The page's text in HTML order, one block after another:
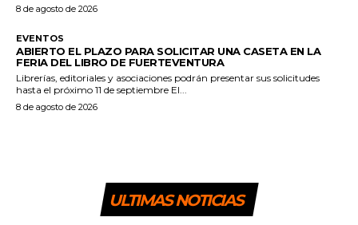
8 de agosto de 2026
EVENTOS
ABIERTO EL PLAZO PARA SOLICITAR UNA CASETA EN LA
FERIA DEL LIBRO DE FUERTEVENTURA
Librerías, editoriales y asociaciones podrán presentar sus solicitudes
hasta el próximo 11 de septiembre El...
8 de agosto de 2026
ULTIMAS NOTICIAS